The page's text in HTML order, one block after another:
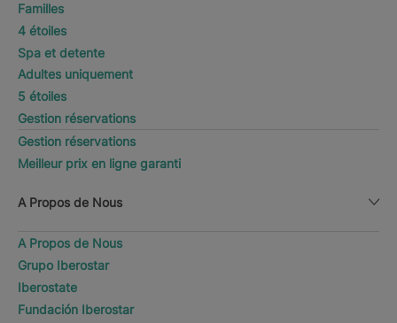
Familles
4 étoiles
Spa et detente
Adultes uniquement
5 étoiles
Gestion réservations
Gestion réservations
Meilleur prix en ligne garanti
A Propos de Nous
A Propos de Nous
Grupo Iberostar
Iberostate
Fundación Iberostar